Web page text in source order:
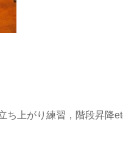
ち上がり練習，階段昇降